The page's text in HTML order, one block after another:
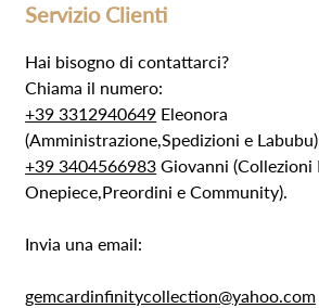
Servizio Clienti
Hai bisogno di contattarci?
Chiama il numero:
+39 3312940649 Eleonora
(Amministrazione,Spedizioni e
+39 3404566983 Giovanni (Collezioni
Onepiece,Preordini e Community).
Invia una email:
gemcardinfinitycollection@yahoo.com